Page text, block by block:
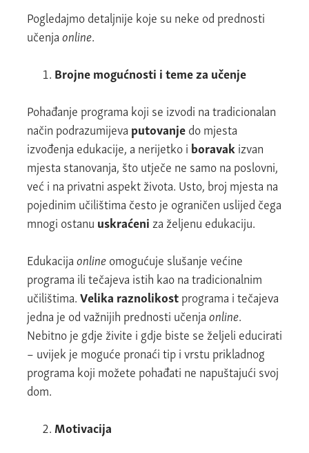
Pogledajmo detaljnije koje su neke od prednosti
učenjaonline.
Brojne mogućnosti i teme za učenje
Pohađanje programa koji se izvodi na tradicionalan
način podrazumijeva putovanjedo mjesta
izvođenja edukacije, a nerijetko i boravakizvan
mjesta stanovanja, što utječe ne samo na poslovni,
već i na privatni aspekt života. Usto, broj mjesta na
pojedinim učilištima često je ograničen uslijed čega
mnogi ostanu uskraćeniza željenu edukaciju.
Edukacijaonlineomogućuje slušanje većine
programa ili tečajeva istih kao na tradicionalnim
učilištima.Velika raznolikostprograma i tečajeva
jedna je od važnijih prednosti učenjaonline.
Nebitno je gdje živite i gdje biste se željeli educirati
– uvijek je moguće pronaći tip i vrstu prikladnog
programa koji možete pohađati ne napuštajući svoj
dom.
Motivacija